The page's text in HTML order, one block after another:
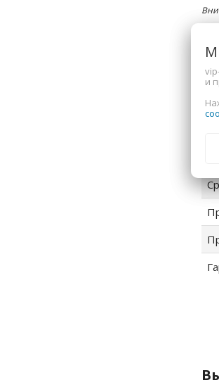
и